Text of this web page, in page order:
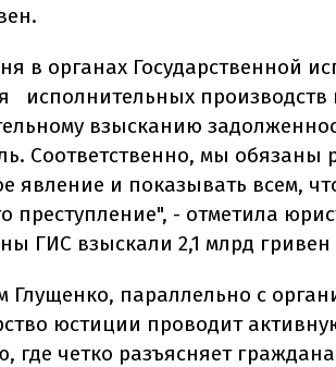
в органах Государственной
исполнительных производств
взысканию
Соответственно, мы обязаны
явление и показывать всем,
преступление", - отметила
ГИС взыскали 2,1 млрд
Глущенко, параллельно с
юстиции проводит
где четко разъясняет